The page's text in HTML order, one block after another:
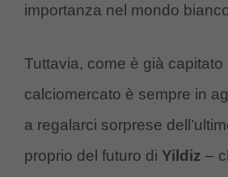
importanza nel mondo
Tuttavia, come è già capitato
calciomercato è sempre in
a regalarci sorprese
proprio del futuro di Yildiz –